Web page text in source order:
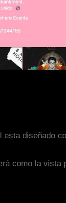
diseñado
como la vista